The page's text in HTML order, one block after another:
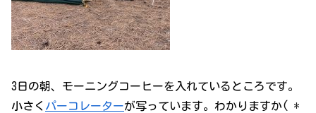
3日の朝、モーニングコーヒーを入れているところです。
小さく パーコレーターが写っています。わかりますか( *